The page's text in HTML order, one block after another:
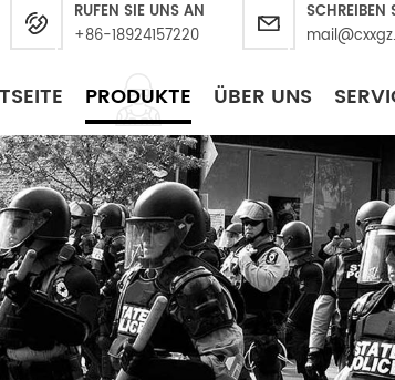
RUFEN SIE UNS AN
+86-18924157220
SCHREIBEN
PRODUKTE ÜBER UNS